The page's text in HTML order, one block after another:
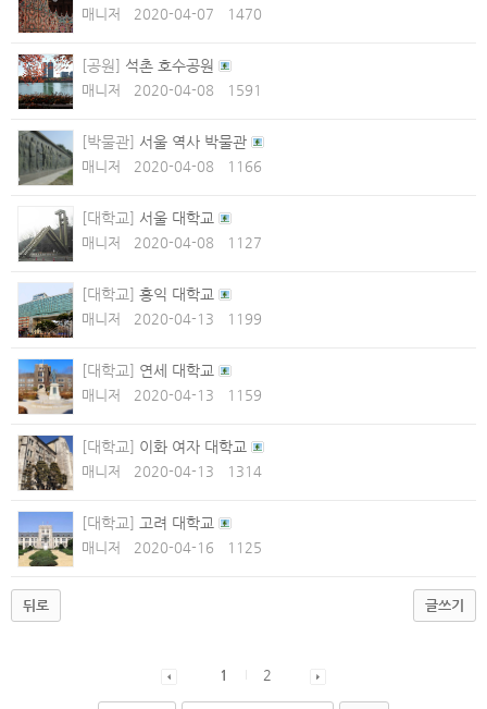
매니저 2020-04-07 1470
[공원] 석촌 호수공원
매니저 2020-04-08 1591
[박물관] 서울 역사 박물관
매니저 2020-04-08 1166
[대학교] 서울 대학교
매니저 2020-04-08 1127
[대학교] 홍익 대학교
매니저 2020-04-13 1199
[대학교] 연세 대학교
매니저 2020-04-13 1159
[대학교] 이화 여자 대학교
매니저 2020-04-13 1314
[대학교] 고려 대학교
매니저 2020-04-16 1125
뒤로 글쓰기
1 2